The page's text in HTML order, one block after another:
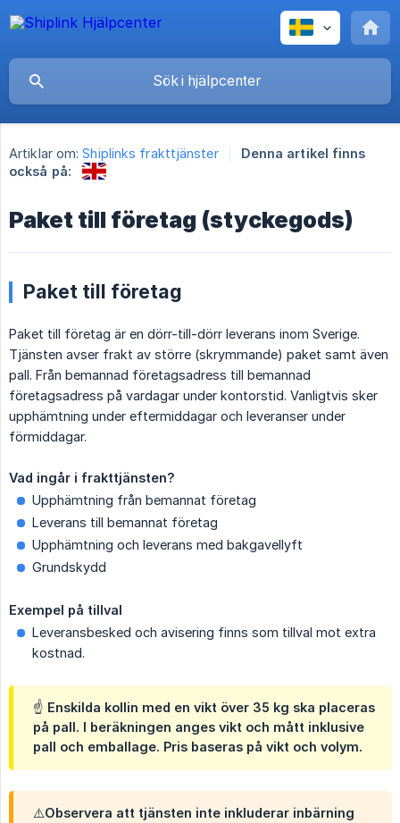
Artiklar om: Shiplinks frakttjänster
Denna artikel finns
också på:
Paket till företag (styckegods)
Paket till företag
Paket till företag är en dörr-till-dörr leverans inom Sverige.
Tjänsten avser frakt av större (skrymmande) paket samt även
pall. Från bemannad företagsadress till bemannad
företagsadress på vardagar under kontorstid. Vanligtvis sker
upphämtning under eftermiddagar och leveranser under
förmiddagar.
Vad ingår i frakttjänsten?
Upphämtning från bemannat företag
Leverans till bemannat företag
Upphämtning och leverans med bakgavellyft
Grundskydd
Exempel på tillval
Leveransbesked och avisering finns som tillval mot extra
kostnad.
☝️ Enskilda kollin med en vikt över 35 kg ska placeras
på pall. I beräkningen anges vikt och mått inklusive
pall och emballage. Pris baseras på vikt och volym.
⚠️Observera att tjänsten inte inkluderar inbärning